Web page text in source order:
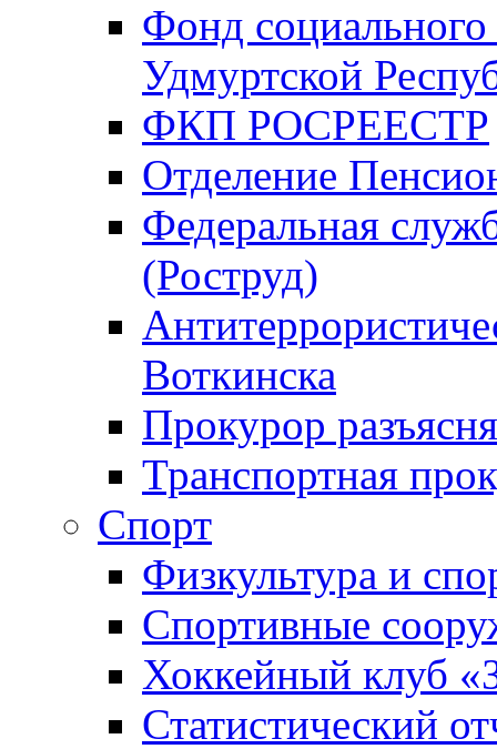
Фонд
Удмуртской
ФКП РОСРЕЕСТР
Отделение
Федеральная
(Роструд)
Воткинска
Прокурор
Транспортная
Спорт
Физкультура и
Спортивные
Хоккейный клуб
Статистический